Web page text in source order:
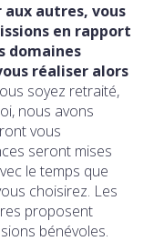
aux autres, vous
en rapport
domaines
réaliser alors
soyez retraité,
nous avons
vous
seront mises
le temps que
choisirez. Les
proposent
bénévoles.